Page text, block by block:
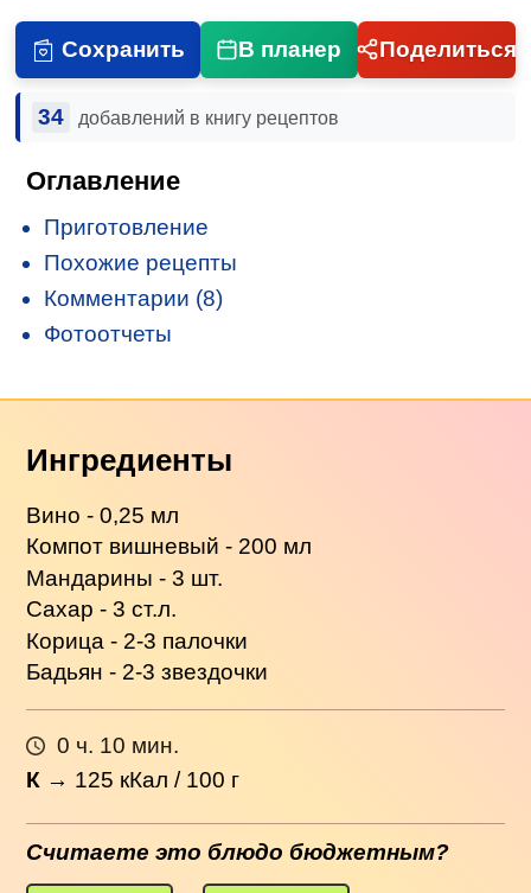
Сохранить В планер Поделиться
34 добавлений в книгу рецептов
Оглавление
Приготовление
Похожие рецепты
Комментарии (8)
Фотоотчеты
Ингредиенты
Вино - 0,25 мл
Компот вишневый - 200 мл
Мандарины - 3 шт.
Сахар - 3 ст.л.
Корица - 2-3 палочки
Бадьян - 2-3 звездочки
0 ч. 10 мин.
К → 125 кКал / 100 г
Считаете это блюдо бюджетным?